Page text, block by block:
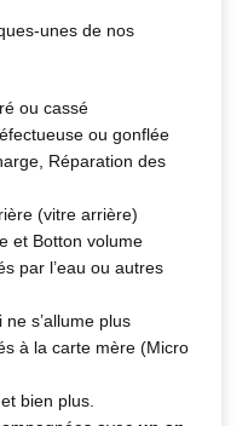
unes de nos
ou cassé
ou gonflée
Réparation des
(vitre arrière)
et Botton volume
par l’eau ou autres
ne s’allume plus
à la carte mère (Micro
bien plus.